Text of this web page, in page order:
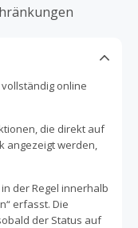
online
die direkt auf
angezeigt werden,
der Regel innerhalb
erfasst. Die
der Status auf